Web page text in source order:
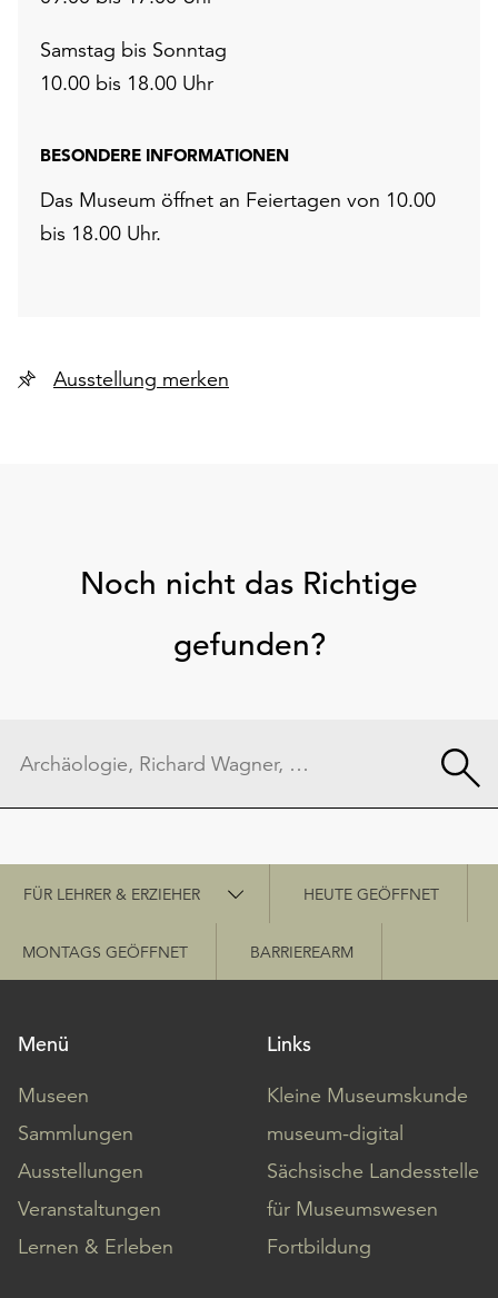
Samstag bis Sonntag
10.00 bis 18.00 Uhr
BESONDERE INFORMATIONEN
Das Museum öffnet an Feiertagen von 10.00
bis 18.00 Uhr.
Ausstellung merken
Noch nicht das Richtige
gefunden?
Schnellzugriff
FÜR LEHRER & ERZIEHER HEUTE GEÖFFNET
MONTAGS GEÖFFNET BARRIEREARM
Menü
Museen
Sammlungen
Ausstellungen
Veranstaltungen
Lernen & Erleben
Links
Kleine Museumskunde
museum-digital
Sächsische Landesstelle
für Museumswesen
Fortbildung